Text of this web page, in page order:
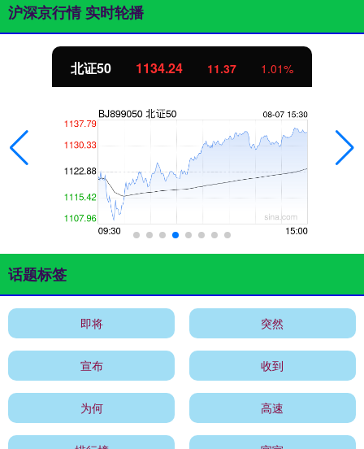
沪深京行情 实时轮播
北证50 1134.24 11.37 1.01%
话题标签
即将 突然
宣布 收到
为何 高速